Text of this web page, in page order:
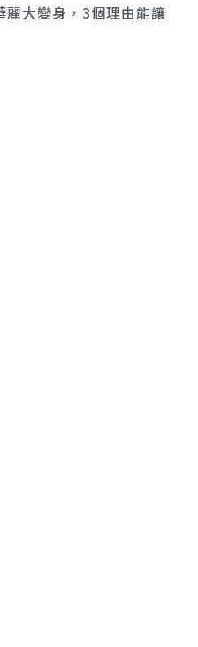
大變身，3個理由能讓